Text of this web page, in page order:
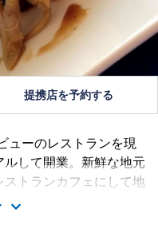
提携店を予約する
ューのレストランを現
して開業。新鮮な地元
トランカフェにして地